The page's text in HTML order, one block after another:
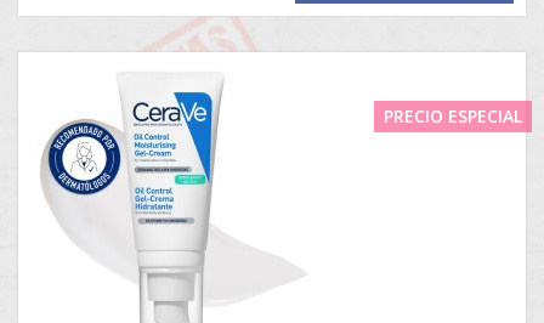
PRECIO ESPECIAL